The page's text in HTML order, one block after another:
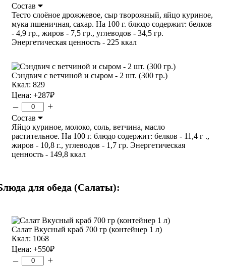
Состав
Тесто слоёное дрожжевое, сыр творожный, яйцо куриное,
мука пшеничная, сахар. На 100 г. блюдо содержит: белков
- 4,9 гр., жиров - 7,5 гр., углеводов - 34,5 гр.
Энергетическая ценность - 225 ккал
Сэндвич с ветчиной и сыром - 2 шт. (300 гр.)
Ккал: 829
Цена: +287₽
– +
Состав
Яйцо куриное, молоко, соль, ветчина, масло
растительное. На 100 г. блюдо содержит: белков - 11,4 г .,
жиров - 10,8 г., углеводов - 1,7 гр. Энергетическая
ценность - 149,8 ккал
для обеда (Салаты):
Салат Вкусный краб 700 гр (контейнер 1 л)
Ккал: 1068
Цена: +550₽
– +